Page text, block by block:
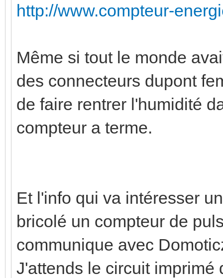
http://www.compteur-
Même si tout le monde
des connecteurs dupont
de faire rentrer l'humidité
compteur a terme.
Et l'info qui va intéresser
bricolé un compteur de
communique avec
J'attends le circuit imprimé